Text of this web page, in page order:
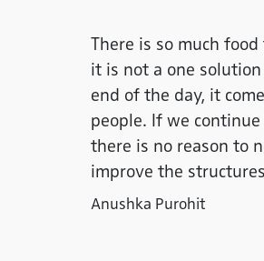
There is so much
it is not a one
end of the day, it
people. If we
there is no reason to
improve the
Anushka Purohit